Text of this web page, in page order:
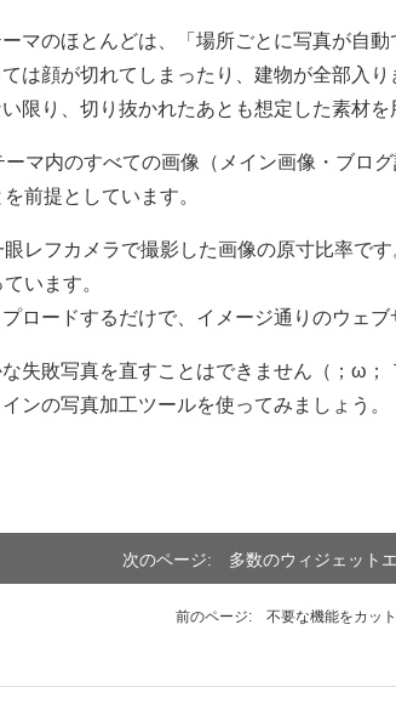
マのほとんどは、「場所ごとに写真が自動
は顔が切れてしまったり、建物が全部入
限り、切り抜かれたあとも想定した素材を
ーマ内のすべての画像（メイン画像・ブロ
前提としています。
レフカメラで撮影した画像の原寸比率で
います。
ロードするだけで、イメージ通りのウェブ
失敗写真を直すことはできません（；ω；
ンの写真加工ツールを使ってみましょう。
多数のウィジェット
不要な機能をカット